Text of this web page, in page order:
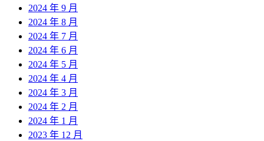
2024 年 9 月
2024 年 8 月
2024 年 7 月
2024 年 6 月
2024 年 5 月
2024 年 4 月
2024 年 3 月
2024 年 2 月
2024 年 1 月
2023 年 12 月